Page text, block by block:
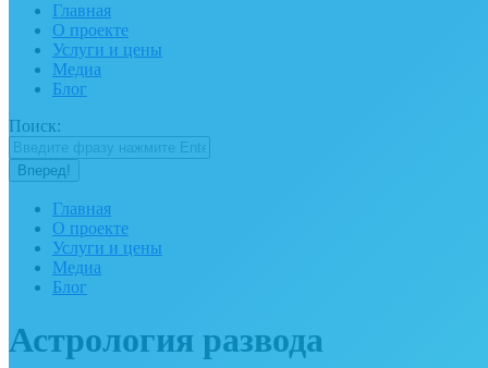
Главная
О проекте
Услуги и цены
Медиа
Блог
Поиск:
Главная
О проекте
Услуги и цены
Медиа
Блог
Астрология развода